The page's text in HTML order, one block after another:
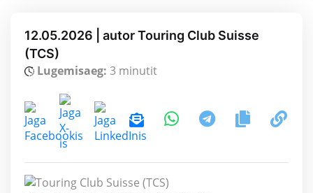
12.05.2026 | autor Touring Club Suisse
(TCS)
Lugemisaeg: 3 minutit